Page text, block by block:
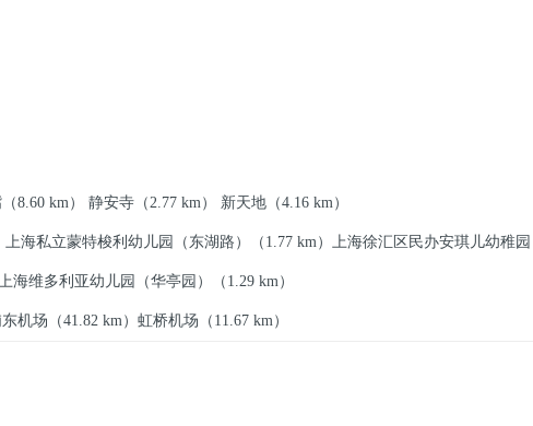
（8.60 km） 静安寺 （2.77 km） 新天地 （4.16 km）
上海私立蒙特梭利幼儿园（东湖路） （1.77 km） 上海徐汇区民办安琪儿幼稚园
海维多利亚幼儿园（华亭园） （1.29 km）
机场 （41.82 km） 虹桥机场 （11.67 km）